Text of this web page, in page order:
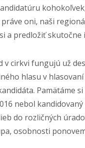
oni, naši
a predložiť
v cirkvi fungujú už
hlasu v
Pamätáme
nebol
do rozličných
osobnosti